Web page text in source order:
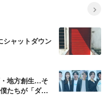
ャットダウン
・地方創生…そ
たちが「ダイ